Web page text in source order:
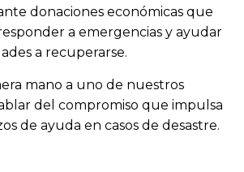
donaciones económicas que
a emergencias y ayudar
a recuperarse.
mano a uno de nuestros
del compromiso que impulsa
de ayuda en casos de desastre.